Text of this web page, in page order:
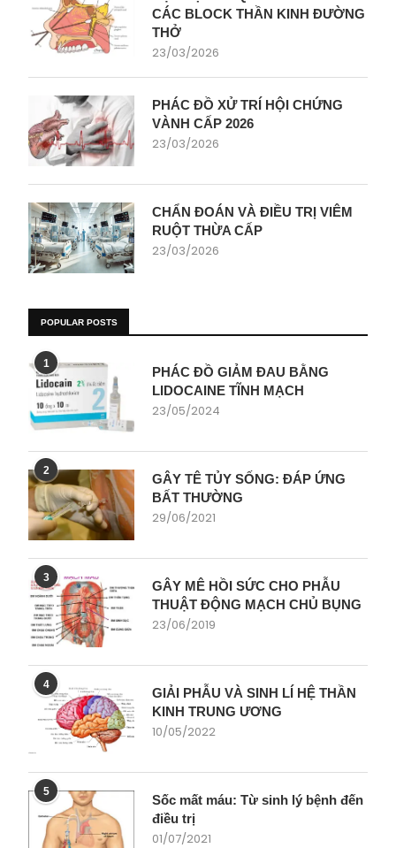
CÁC BLOCK THẦN KINH ĐƯỜNG
THỞ
23/03/2026
PHÁC ĐỒ XỬ TRÍ HỘI CHỨNG
VÀNH CẤP 2026
23/03/2026
CHẨN ĐOÁN VÀ ĐIỀU TRỊ VIÊM
RUỘT THỪA CẤP
23/03/2026
POPULAR POSTS
1
PHÁC ĐỒ GIẢM ĐAU BẰNG
LIDOCAINE TĨNH MẠCH
23/05/2024
2
GÂY TÊ TỦY SỐNG: ĐÁP ỨNG
BẤT THƯỜNG
29/06/2021
3
GÂY MÊ HỒI SỨC CHO PHẪU
THUẬT ĐỘNG MẠCH CHỦ BỤNG
23/06/2019
4
GIẢI PHẪU VÀ SINH LÍ HỆ THẦN
KINH TRUNG ƯƠNG
10/05/2022
5
Sốc mất máu: Từ sinh lý bệnh đến
điều trị
01/07/2021